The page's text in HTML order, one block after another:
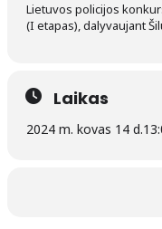
Lietuvos policijos
(I etapas), dalyvaujant
Laikas
2024 m. kovas 14 d.